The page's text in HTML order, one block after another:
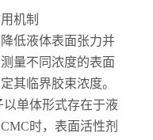
机制
低液体表面张力并
量不同浓度的表面
其临界胶束浓度。
单体形式存在于液
时，表面活性剂